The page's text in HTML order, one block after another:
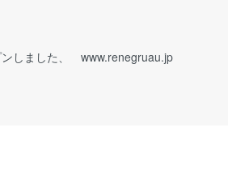
ンしました、 www.renegruau.jp